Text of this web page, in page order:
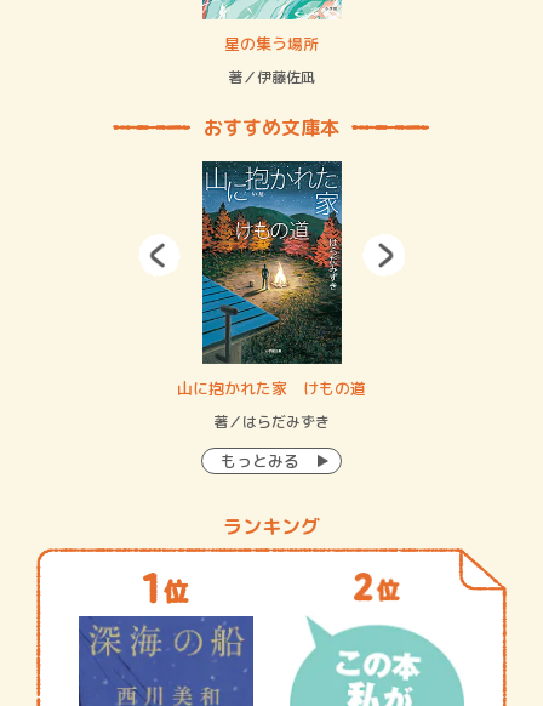
星の集う場所
著／伊藤佐凪
おすすめ文庫本
山に抱かれた家 けもの道
著／はらだみずき
もっとみる
ランキング